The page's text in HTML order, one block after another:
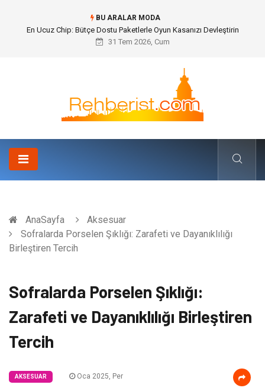
BU ARALAR MODA
Bohem Ev Dekoru Nedir?
31 Tem 2026, Cum
AnaSayfa
Aksesuar
Sofralarda Porselen Şıklığı: Zarafeti ve Dayanıklılığı
Birleştiren Tercih
Sofralarda Porselen Şıklığı:
Zarafeti ve Dayanıklılığı Birleştiren
Tercih
AKSESUAR Oca 2025, Per